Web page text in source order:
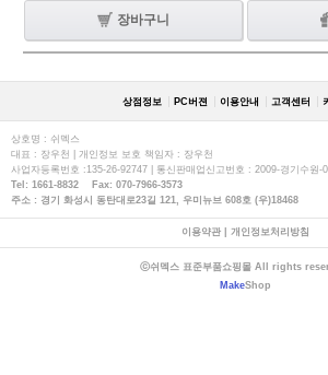
장바구니
상점정보 PC버젼 이용안내 고객센터
상호명 : 쉬멕스
대표 : 장우천 | 개인정보 보호 책임자 : 장우천
사업자등록번호 :135-26-92747 | 통신판매업신고번호 : 2009-경기수원-
Tel: 1661-8832 Fax: 070-7966-3573
주소 : 경기 화성시 동탄대로23길 121, 우미뉴브 608호 (우)18468
이용약관| 개인정보처리방침
ⓒ쉬멕스 표준부품쇼핑몰 All rights
MakeShop